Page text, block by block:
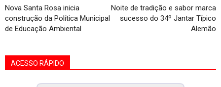
Nova Santa Rosa inicia
construção da Política Municipal
de Educação Ambiental
Noite de tradição e sabor marca
sucesso do 34º Jantar Típico
Alemão
ACESSO RÁPIDO